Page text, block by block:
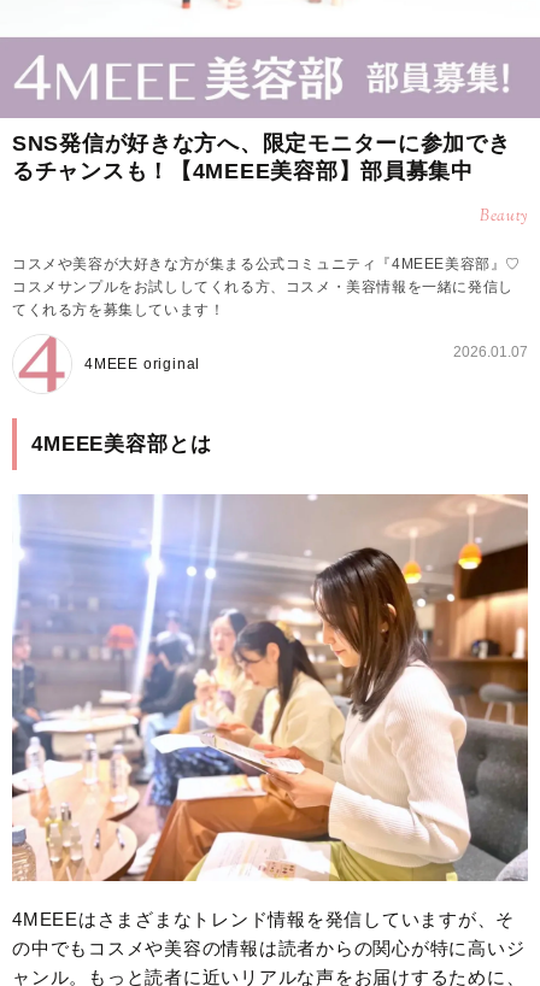
SNS発信が好きな方へ、限定モニターに参加でき
るチャンスも！【4MEEE美容部】部員募集中
Beauty
コスメや美容が大好きな方が集まる公式コミュニティ『4MEEE美容部』♡
コスメサンプルをお試ししてくれる方、コスメ・美容情報を一緒に発信し
てくれる方を募集しています！
4MEEE original
2026.01.07
4MEEE美容部とは
4MEEEはさまざまなトレンド情報を発信していますが、そ
の中でもコスメや美容の情報は読者からの関心が特に高いジ
ャンル。もっと読者に近いリアルな声をお届けするために、